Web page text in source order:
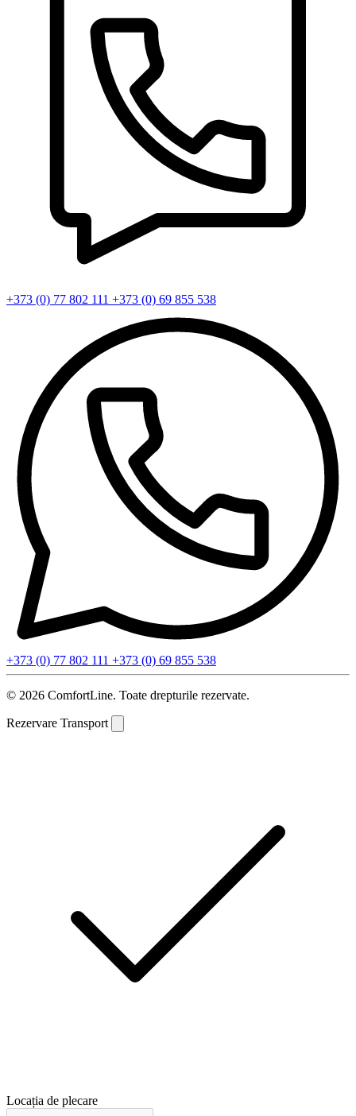
+373 (0) 77 802 111 +373 (0) 69 855 538
+373 (0) 77 802 111 +373 (0) 69 855 538
© 2026 ComfortLine. Toate drepturile rezervate.
Rezervare Transport
Locația de plecare